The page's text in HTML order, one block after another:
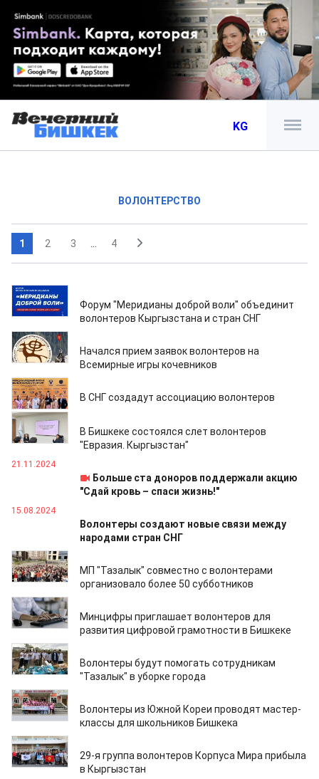
KG
ВОЛОНТЕРСТВО
1 2 3 4
08.08.2026
Форум "Меридианы доброй воли" объединит
волонтеров Кыргызстана и стран СНГ
04.02.2026
Начался прием заявок волонтеров на
Всемирные игры кочевников
30.12.2024
В СНГ создадут ассоциацию волонтеров
16.12.2024
В Бишкеке состоялся слет волонтеров
"Евразия. Кыргызстан"
21.11.2024
Больше ста доноров поддержали акцию
"Сдай кровь – спаси жизнь!"
15.08.2024
Волонтеры создают новые связи между
народами стран СНГ
04.10.2023
МП "Тазалык" совместно с волонтерами
организовало более 50 субботников
30.09.2023
Минцифры приглашает волонтеров для
развития цифровой грамотности в Бишкеке
11.07.2023
Волонтеры будут помогать сотрудникам
"Тазалык" в уборке города
06.07.2023
Волонтеры из Южной Кореи проводят мастер-
классы для школьников Бишкека
13.06.2023
29-я группа волонтеров Корпуса Мира прибыла
в Кыргызстан